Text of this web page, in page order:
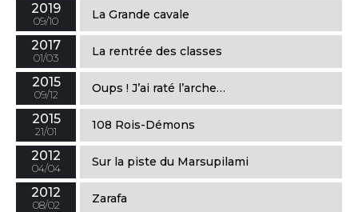
2019
09/10 La Grande cavale
2017
01/03 La rentrée des classes
2015
09/12 Oups ! J’ai raté l’arche…
2015
21/01 108 Rois-Démons
2012
04/04 Sur la piste du Marsupilami
2012
08/02 Zarafa